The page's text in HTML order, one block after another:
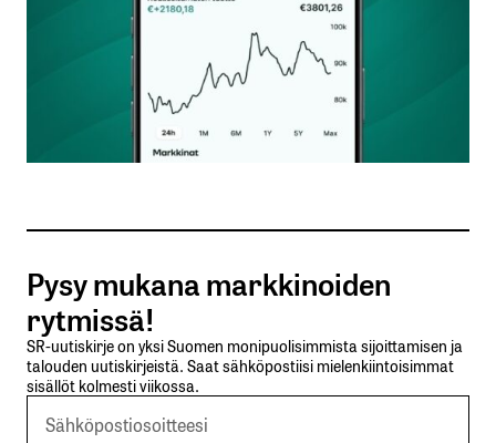
Nimesi tai nimimerkkisi
Sähköpostiosoitteesi
Tilaa SalkunRakentajan uutiskirje
Lähetä kommentti
Pysy mukana markkinoiden
rytmissä!
SR-uutiskirje on yksi Suomen monipuolisimmista sijoittamisen ja
talouden uutiskirjeistä. Saat sähköpostiisi mielenkiintoisimmat
sisällöt kolmesti viikossa.